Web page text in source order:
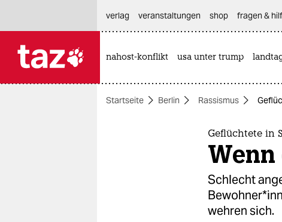
themen
verlag
veranstaltungen shop fragen &
nahost-konflikt usa unter trump
Startseite Berlin Rassismus
Geflüchtete in
Schlecht
wehren sich.